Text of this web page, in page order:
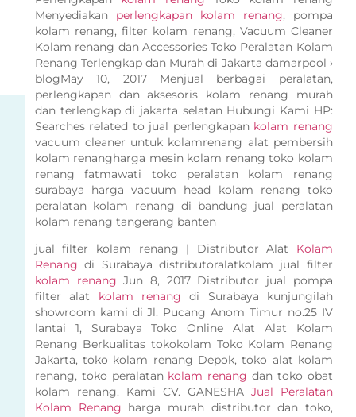
Menyediakan perlengkapan kolam renang, pompa
kolam renang, filter kolam renang, Vacuum Cleaner
Kolam renang dan Accessories Toko Peralatan Kolam
Renang Terlengkap dan Murah di Jakarta damarpool ›
blogMay 10, 2017 Menjual berbagai peralatan,
perlengkapan dan aksesoris kolam renang murah
dan terlengkap di jakarta selatan Hubungi Kami HP:
Searches related to jual perlengkapan kolam renang
vacuum cleaner untuk kolamrenang alat pembersih
kolam renangharga mesin kolam renang toko kolam
renang fatmawati toko peralatan kolam renang
surabaya harga vacuum head kolam renang toko
peralatan kolam renang di bandung jual peralatan
kolam renang tangerang banten
jual filter kolam renang | Distributor Alat Kolam
Renang di Surabaya distributoralatkolam jual filter
kolam renang Jun 8, 2017 Distributor jual pompa
filter alat kolam renang di Surabaya kunjungilah
showroom kami di Jl. Pucang Anom Timur no.25 IV
lantai 1, Surabaya Toko Online Alat Alat Kolam
Renang Berkualitas tokokolam Toko Kolam Renang
Jakarta, toko kolam renang Depok, toko alat kolam
renang, toko peralatankolam renang dan toko obat
kolam renang. Kami CV. GANESHA Jual Peralatan
Kolam Renang harga murah distributor dan toko,